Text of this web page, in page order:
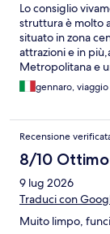
Lo consiglio
struttura è molto
situato in zona
attrazioni e in
Metropolitana e
sicuramente
gennaro,
Recensione
8/10 Ottimo
9 lug 2026
Traduci con
Muito limpo,